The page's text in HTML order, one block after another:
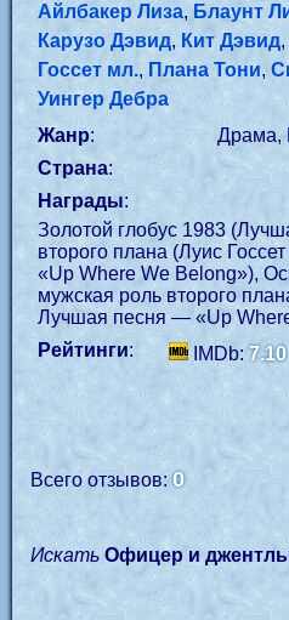
Айлбакер Лиза, Блаунт
Карузо Дэвид,Кит Дэвид,
Госсет мл., Плана Тони,
Уингер Дебра
Жанр:
Драма,
Страна:
Награды:
Золотой глобус 1983
второго плана (Луис
«Up Where We Belong»),
мужская роль второго
Лучшая песня — «Up
Рейтинги: IMDb:7.10
Всего отзывов:0
Искать Офицер и